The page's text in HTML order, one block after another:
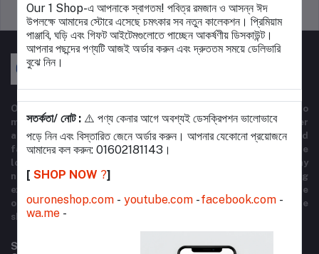
Support Policy privacy policy
Our One Shop is a dynamic e-commerce platform designed to
meet all your shopping needs in one convenient place. We offer
a wide range of high-quality products, from electronics and
fashion to home essentials and beauty items. Whether you're
looking for the latest gadgets, stylish apparel, or everyday
necessities, Our One Shop provides a seamless shopping
experience with competitive prices and fast delivery. Explore
our diverse product categories and enjoy the ease of online
shopping with just a few clicks.
Subscribe to our newsletter for regular updates about
Our 1 Shop-এ আপনাকে স্বাগতম! পবিত্র রমজান ও আসন্ন ঈদ
উপলক্ষে আমাদের স্টোরে এসেছে চমৎকার সব নতুন কালেকশন। প্রিমিয়াম
পাঞ্জাবি, ঘড়ি এবং গিফট আইটেমগুলোতে পাচ্ছেন আকর্ষণীয় ডিসকাউন্ট।
আপনার পছন্দের পণ্যটি আজই অর্ডার করুন এবং দ্রুততম সময়ে ডেলিভারি
বুঝে নিন।
সতর্কতা/ নোট : ⚠️ পণ্য কেনার আগে অবশ্যই ডেসক্রিপশন ভালোভাবে
পড়ে নিন এবং বিস্তারিত জেনে অর্ডার করুন। আপনার যেকোনো প্রয়োজনে
আমাদের কল করুন: 01602181143।
[ SHOP NOW ?️]
ouroneshop.com - youtube.com -facebook.com -
wa.me -